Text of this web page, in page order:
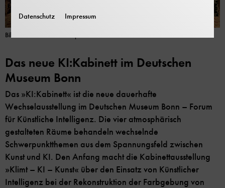
Bild: Deutsches Museum | Eric Alexander Lichtenscheidt
Das neue KI:Kabinett im Deutschen
Museum Bonn
Das »KI:Kabinett« ist die neue dauerhafte
Wechselausstellung im Deutschen Museum Bonn – Forum
für Künstliche Intelligenz. Die vier atmosphärisch
gestalteten Räume behandeln wechselnde
Schwerpunktthemen aus dem Spannungsfeld zwischen
Kunst und KI. Den Anfang macht die Kabinettausstellung
»Klimt – KI – Kunst« über den Einsatz von Künstlicher
Intelligenz bei der Rekonstruktion der Farbgebung von
Datenschutz Impressum